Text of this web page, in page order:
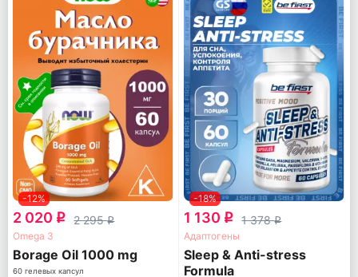
-12%
2 020 q 2 295q
Omega 3
Borage Oil 1000 mg
60 гелевых капсул
-18%
1 130 q 1 378q
Адаптогены
Sleep & Anti-stress
Formula